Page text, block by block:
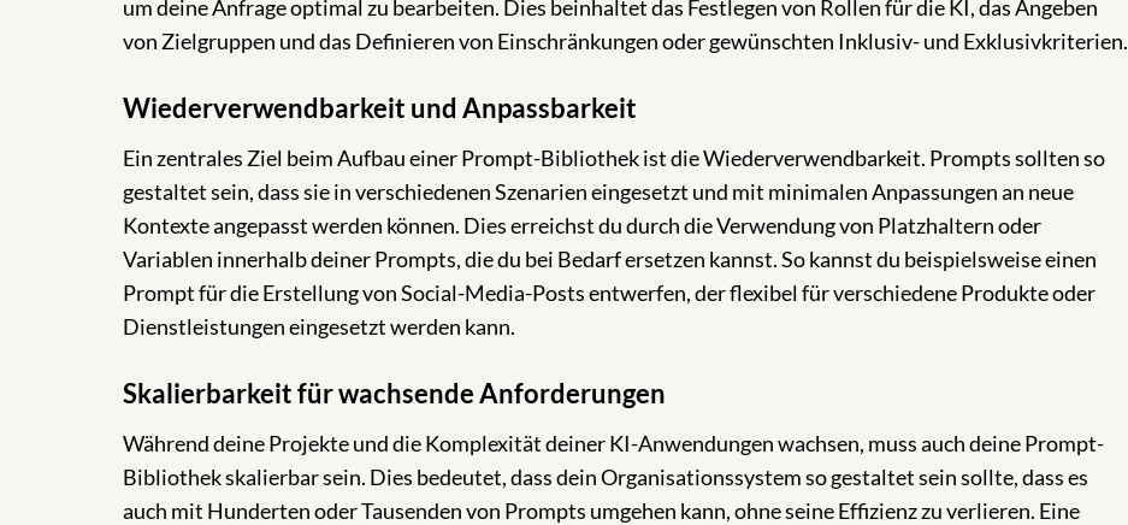
um deine Anfrage optimal zu bearbeiten. Dies beinhaltet das Festlegen von Rollen für die KI, das Angeben
von Zielgruppen und das Definieren von Einschränkungen oder gewünschten Inklusiv- und Exklusivkriterien.
Wiederverwendbarkeit und Anpassbarkeit
Ein zentrales Ziel beim Aufbau einer Prompt-Bibliothek ist die Wiederverwendbarkeit. Prompts sollten so
gestaltet sein, dass sie in verschiedenen Szenarien eingesetzt und mit minimalen Anpassungen an neue
Kontexte angepasst werden können. Dies erreichst du durch die Verwendung von Platzhaltern oder
Variablen innerhalb deiner Prompts, die du bei Bedarf ersetzen kannst. So kannst du beispielsweise einen
Prompt für die Erstellung von Social-Media-Posts entwerfen, der flexibel für verschiedene Produkte oder
Dienstleistungen eingesetzt werden kann.
Skalierbarkeit für wachsende Anforderungen
Während deine Projekte und die Komplexität deiner KI-Anwendungen wachsen, muss auch deine Prompt-
Bibliothek skalierbar sein. Dies bedeutet, dass dein Organisationssystem so gestaltet sein sollte, dass es
auch mit Hunderten oder Tausenden von Prompts umgehen kann, ohne seine Effizienz zu verlieren. Eine